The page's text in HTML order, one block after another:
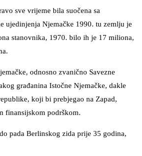
sve vrijeme bila suočena sa
ujedinjenja Njemačke 1990. tu zemlju je
stanovnika, 1970. bilo ih je 17 miliona,
odnosno zvanično Savezne
građanina Istočne Njemačke, dakle
koji bi prebjegao na Zapad,
finansijskom podrškom.
pada Berlinskog zida prije 35 godina,